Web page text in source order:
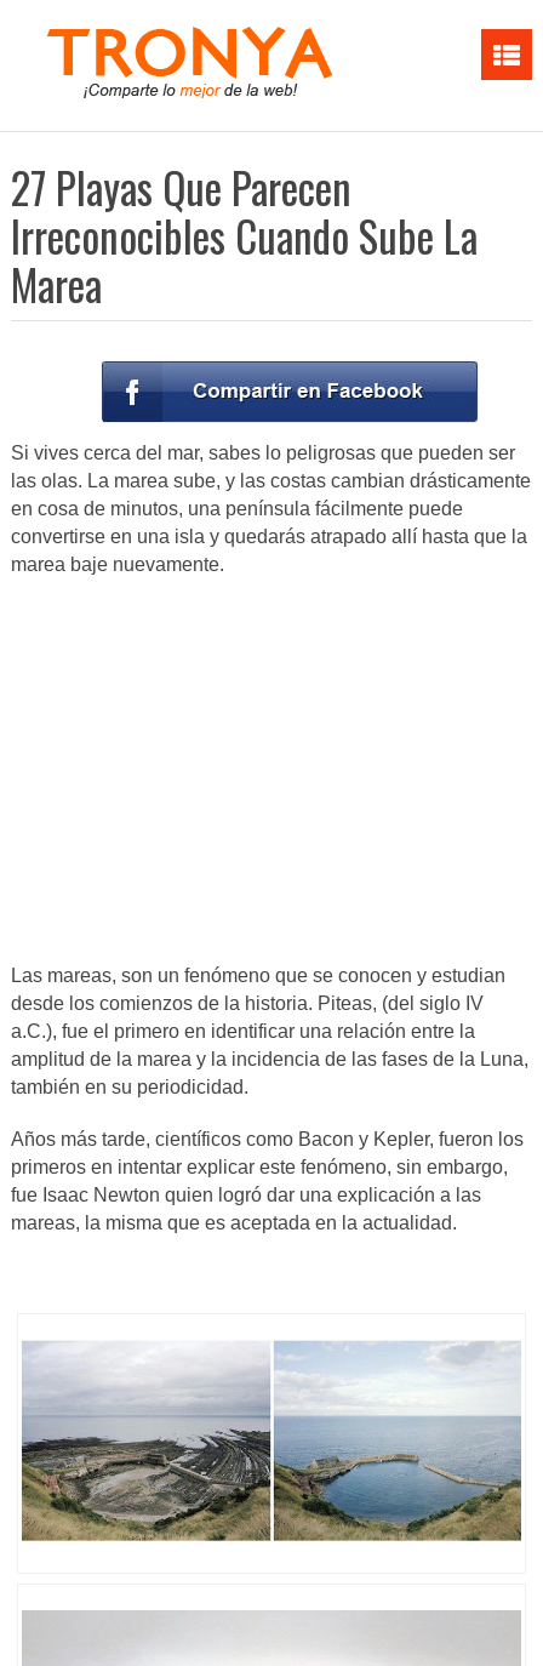
27 Playas Que Parecen
Irreconocibles Cuando Sube La
Marea
Si vives cerca del mar, sabes lo peligrosas que pueden ser
las olas. La marea sube, y las costas cambian drásticamente
en cosa de minutos, una península fácilmente puede
convertirse en una isla y quedarás atrapado allí hasta que la
marea baje nuevamente.
Las mareas, son un fenómeno que se conocen y estudian
desde los comienzos de la historia. Piteas, (del siglo IV
a.C.), fue el primero en identificar una relación entre la
amplitud de la marea y la incidencia de las fases de la Luna,
también en su periodicidad.
Años más tarde, científicos como Bacon y Kepler, fueron los
primeros en intentar explicar este fenómeno, sin embargo,
fue Isaac Newton quien logró dar una explicación a las
mareas, la misma que es aceptada en la actualidad.